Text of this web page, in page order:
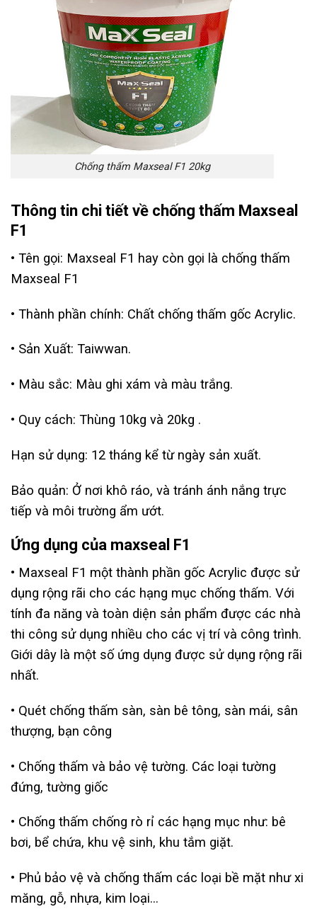
Chống thấm Maxseal F1 20kg
Thông tin chi tiết về chống thấm Maxseal
F1
• Tên gọi: Maxseal F1 hay còn gọi là chống thấm
Maxseal F1
• Thành phần chính: Chất chống thấm gốc Acrylic.
• Sản Xuất: Taiwwan.
• Màu sắc: Màu ghi xám và màu trắng.
• Quy cách: Thùng 10kg và 20kg .
Hạn sử dụng: 12 tháng kể từ ngày sản xuất.
Bảo quản: Ở nơi khô ráo, và tránh ánh nắng trực
tiếp và môi trường ẩm ướt.
Ứng dụng của maxseal F1
• Maxseal F1 một thành phần gốc Acrylic được sử
dụng rộng rãi cho các hạng mục chống thấm. Với
tính đa năng và toàn diện sản phẩm được các nhà
thi công sử dụng nhiều cho các vị trí và công trình.
Giới dây là một số ứng dụng được sử dụng rộng rãi
nhất.
• Quét chống thấm sàn, sàn bê tông, sàn mái, sân
thượng, bạn công
• Chống thấm và bảo vệ tường. Các loại tường
đứng, tường giốc
• Chống thấm chống rò rỉ các hạng mục như: bê
bơi, bể chứa, khu vệ sinh, khu tắm giặt.
• Phủ bảo vệ và chống thấm các loại bề mặt như xi
măng, gỗ, nhựa, kim loại…